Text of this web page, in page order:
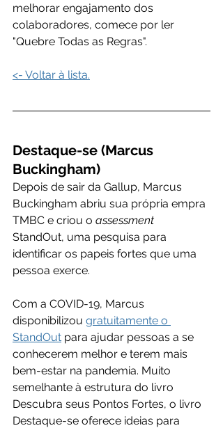
melhorar engajamento dos
colaboradores, comece por ler
"Quebre Todas as Regras".
<- Voltar à lista.
Destaque-se (Marcus
Buckingham)
Depois de sair da Gallup, Marcus
Buckingham abriu sua própria empra
TMBC e criou o assessment
StandOut, uma pesquisa para
identificar os papeis fortes que uma
pessoa exerce.
Com a COVID-19, Marcus
disponibilizou gratuitamente o
StandOut para ajudar pessoas a se
conhecerem melhor e terem mais
bem-estar na pandemia. Muito
semelhante à estrutura do livro
Descubra seus Pontos Fortes, o livro
Destaque-se oferece ideias para